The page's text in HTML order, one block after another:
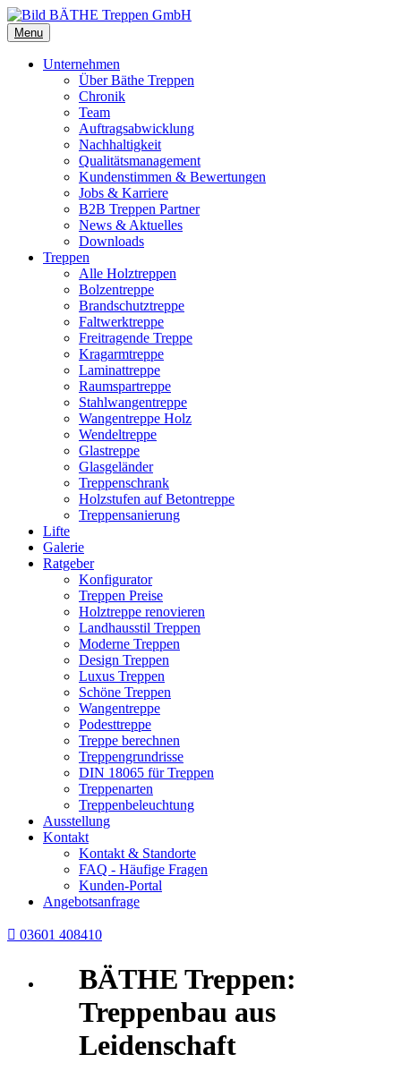
Menu
Unternehmen
Über Bäthe Treppen
Chronik
Team
Auftragsabwicklung
Nachhaltigkeit
Qualitätsmanagement
Kundenstimmen & Bewertungen
Jobs & Karriere
B2B Treppen Partner
News & Aktuelles
Downloads
Treppen
Alle Holztreppen
Bolzentreppe
Brandschutztreppe
Faltwerktreppe
Freitragende Treppe
Kragarmtreppe
Laminattreppe
Raumspartreppe
Stahlwangentreppe
Wangentreppe Holz
Wendeltreppe
Glastreppe
Glasgeländer
Treppenschrank
Holzstufen auf Betontreppe
Treppensanierung
Lifte
Galerie
Ratgeber
Konfigurator
Treppen Preise
Holztreppe renovieren
Landhausstil Treppen
Moderne Treppen
Design Treppen
Luxus Treppen
Schöne Treppen
Wangentreppe
Podesttreppe
Treppe berechnen
Treppengrundrisse
DIN 18065 für Treppen
Treppenarten
Treppenbeleuchtung
Ausstellung
Kontakt
Kontakt & Standorte
FAQ - Häufige Fragen
Kunden-Portal
Angebotsanfrage
 03601 408410
BÄTHE Treppen:
Treppenbau aus
Leidenschaft